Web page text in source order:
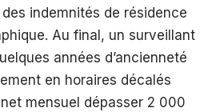
indemnités de résidence
Au final, un surveillant
années d’ancienneté
en horaires décalés
mensuel dépasser 2 000